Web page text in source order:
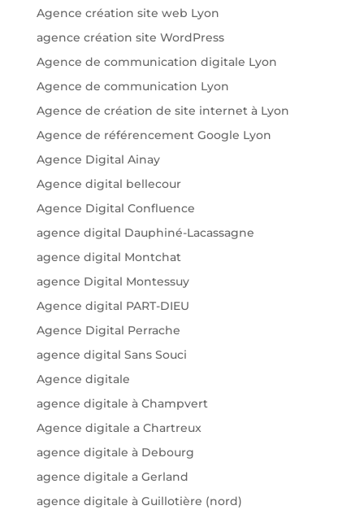
Agence création site web Lyon
agence création site WordPress
Agence de communication digitale Lyon
Agence de communication Lyon
Agence de création de site internet à Lyon
Agence de référencement Google Lyon
Agence Digital Ainay
Agence digital bellecour
Agence Digital Confluence
agence digital Dauphiné-Lacassagne
agence digital Montchat
agence Digital Montessuy
Agence digital PART-DIEU
Agence Digital Perrache
agence digital Sans Souci
Agence digitale
agence digitale à Champvert
Agence digitale a Chartreux
agence digitale à Debourg
agence digitale a Gerland
agence digitale à Guillotière (nord)